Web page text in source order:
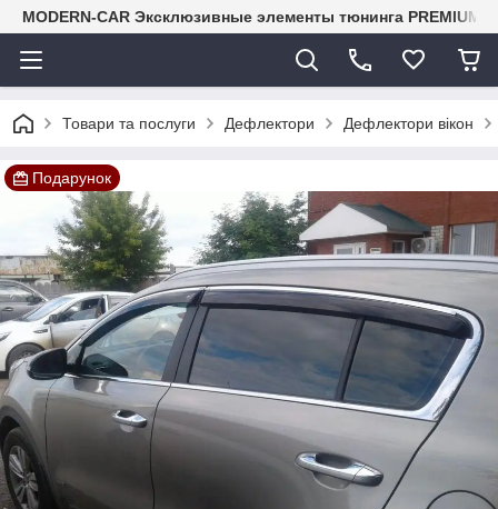
MODERN-CAR Эксклюзивные элементы тюнинга PREMIUM-
Товари та послуги Дефлектори Дефлектори вікон
Подарунок